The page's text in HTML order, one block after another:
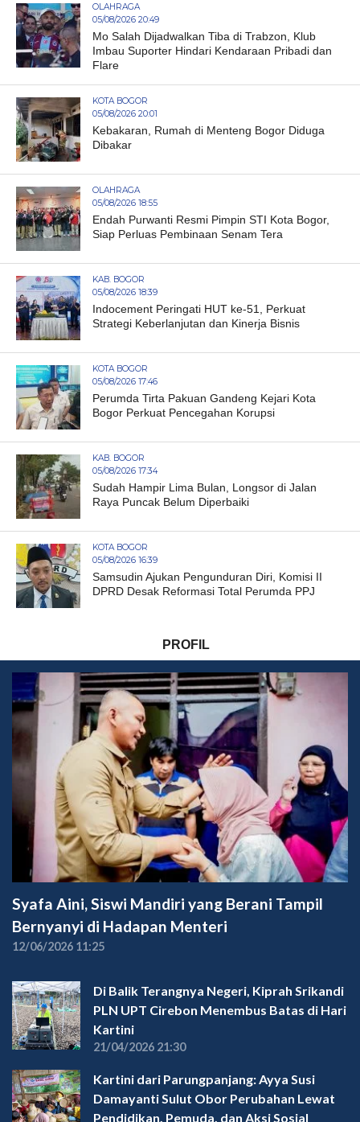
OLAHRAGA
05/08/2026 20:49
Mo Salah Dijadwalkan Tiba di Trabzon, Klub
Imbau Suporter Hindari Kendaraan Pribadi dan
Flare
KOTA BOGOR
05/08/2026 20:01
Kebakaran, Rumah di Menteng Bogor Diduga
Dibakar
OLAHRAGA
05/08/2026 18:55
Endah Purwanti Resmi Pimpin STI Kota Bogor,
Siap Perluas Pembinaan Senam Tera
KAB. BOGOR
05/08/2026 18:39
Indocement Peringati HUT ke-51, Perkuat
Strategi Keberlanjutan dan Kinerja Bisnis
KOTA BOGOR
05/08/2026 17:46
Perumda Tirta Pakuan Gandeng Kejari Kota
Bogor Perkuat Pencegahan Korupsi
KAB. BOGOR
05/08/2026 17:34
Sudah Hampir Lima Bulan, Longsor di Jalan
Raya Puncak Belum Diperbaiki
KOTA BOGOR
05/08/2026 16:39
Samsudin Ajukan Pengunduran Diri, Komisi II
DPRD Desak Reformasi Total Perumda PPJ
PROFIL
Syafa Aini, Siswi Mandiri yang Berani Tampil
Bernyanyi di Hadapan Menteri
12/06/2026 11:25
Di Balik Terangnya Negeri, Kiprah Srikandi
PLN UPT Cirebon Menembus Batas di Hari
Kartini
21/04/2026 21:30
Kartini dari Parungpanjang: Ayya Susi
Damayanti Sulut Obor Perubahan Lewat
Pendidikan, Pemuda, dan Aksi Sosial